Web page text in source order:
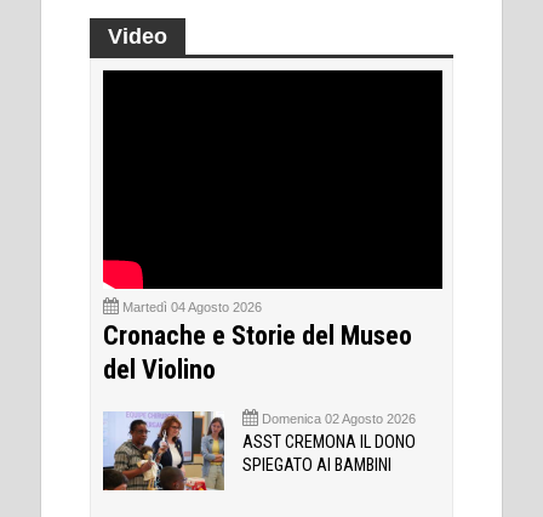
Video
Martedì 04 Agosto 2026
Cronache e Storie del Museo
del Violino
Domenica 02 Agosto 2026
ASST CREMONA IL DONO
SPIEGATO AI BAMBINI